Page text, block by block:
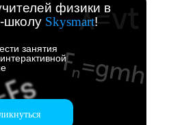
физики в
школу Skysmart!
занятия